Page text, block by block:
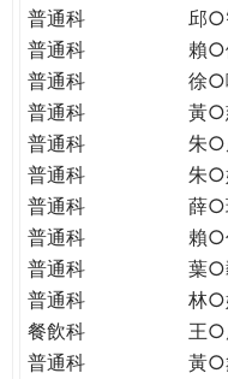
普通科
邱○
普通科
賴○
普通科
徐○
普通科
黃○
普通科
朱○
普通科
朱○
普通科
薛○
普通科
賴○
普通科
葉○
普通科
林○
餐飲科
王○
普通科
黃○